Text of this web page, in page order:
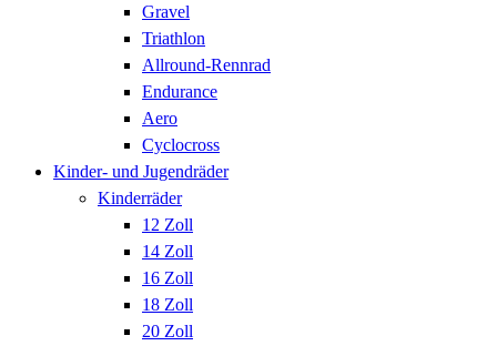
Gravel
Triathlon
Allround-Rennrad
Endurance
Aero
Cyclocross
Kinder- und Jugendräder
Kinderräder
12 Zoll
14 Zoll
16 Zoll
18 Zoll
20 Zoll